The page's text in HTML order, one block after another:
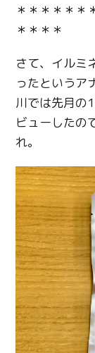
＊＊＊＊＊＊
＊＊＊＊
さて、イルミ
ったというア
川では先月の
ビューしたの
れ。